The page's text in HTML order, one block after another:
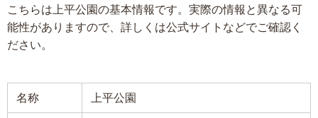
こちらは上平公園の基本情報です。実際の情報と異なる可
能性がありますので、詳しくは公式サイトなどでご確認く
ださい。
名称 上平公園